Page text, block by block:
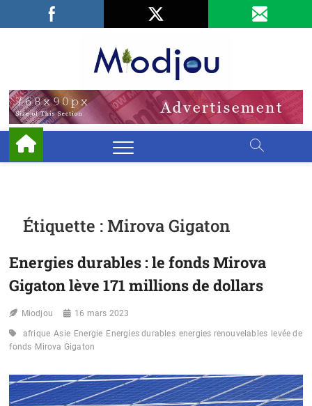
Facebook
LinkedIn
Étiquette :Mirova Gigaton
Energies durables : le fonds Mirova
Gigaton lève 171 millions de dollars
Miodjou 16 mars 2023
afrique Asie Energie Energies durables energies renouvelables levée de
fonds Mirova Gigaton